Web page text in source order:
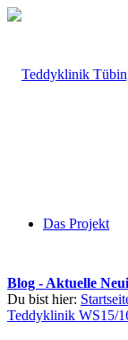
Das Projekt
Blog - Aktuelle
Du bist hier:
Teddyklinik WS15/